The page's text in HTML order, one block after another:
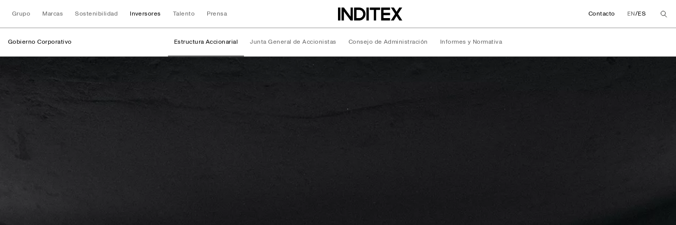
Grupo Marcas Sostenibilidad Inversores Talento Prensa Contacto EN/ES
Gobierno Corporativo Estructura Accionarial Junta General de Accionistas Consejo de Administración Informes y Normativa
Estructura Accionarial